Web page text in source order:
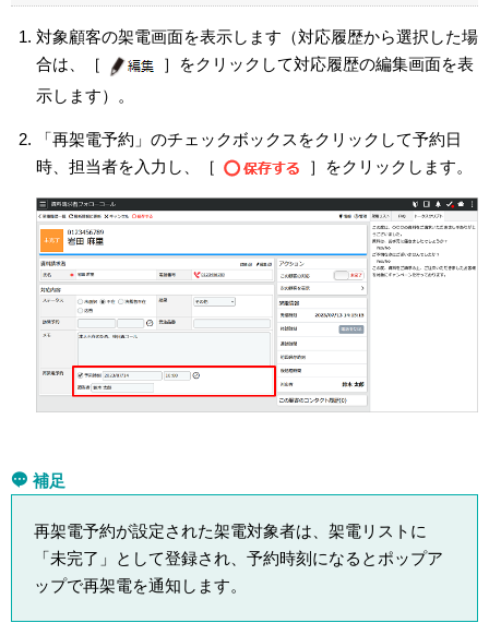
対象顧客の架電画面を表示します（対応履歴から選択した場
合は、［
］をクリックして対応履歴の編集画面を表
示します）。
「再架電予約」のチェックボックスをクリックして予約日
時、担当者を入力し、［
］をクリックします。
補足
再架電予約が設定された架電対象者は、架電リストに
「未完了」として登録され、予約時刻になるとポップア
ップで再架電を通知します。